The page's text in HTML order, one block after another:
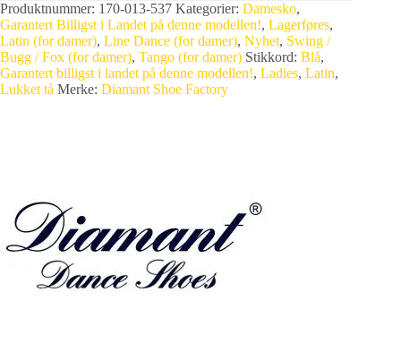
Produktnummer: 170-013-537 Kategorier: Damesko,
Garantert Billigst i Landet på denne modellen!, Lagerføres,
Latin (for damer), Line Dance (for damer), Nyhet, Swing /
Bugg / Fox (for damer), Tango (for damer) Stikkord: Blå,
Garantert billigst i landet på denne modellen!, Ladies, Latin,
Lukket tå Merke: Diamant Shoe Factory